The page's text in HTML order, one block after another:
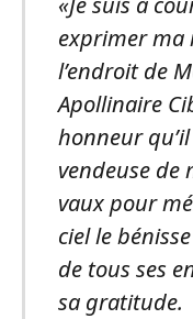
exprimer ma
l’endroit de
Apollinaire
honneur
vendeuse de
vaux pour
ciel le
de tous ses
sa gratitude.